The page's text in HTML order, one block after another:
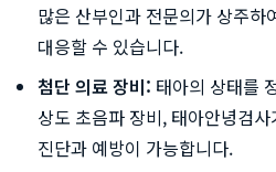
많은 산부인과 전문의가 상주하
대응할 수 있습니다.
첨단 의료 장비: 태아의 상태를
상도 초음파 장비, 태아안녕검
진단과 예방이 가능합니다.